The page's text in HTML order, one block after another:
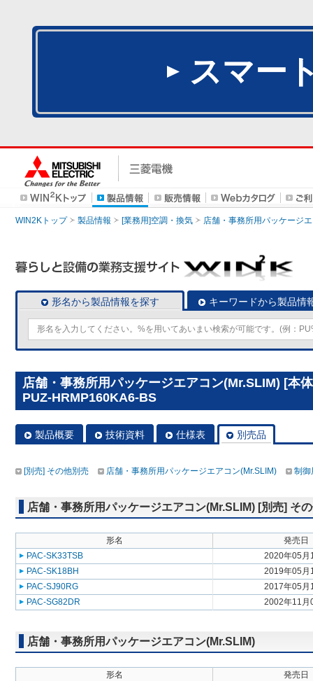
スマー
WIN2Kトップ 製品情報 [業務用]空調・換気 店舗・事務所用パッケージ
形名から製品情報を探す キーワードから製品情
店舗・事務所用パッケージエアコン(Mr.SLIM) [本
PUZ-HRMP160KA6-BS
製品概要 技術資料 仕様表 別売品
[別売] その他別売 店舗・事務所用パッケージエアコン(Mr.SLIM) 制御
店舗・事務所用パッケージエアコン(Mr.SLIM) [別売] そ
形名
発売日
PAC-SK33TSB
2020年05月
PAC-SK18BH
2019年05月
PAC-SJ90RG
2017年05月
PAC-SG82DR
2002年11月
店舗・事務所用パッケージエアコン(Mr.SLIM)
形名
発売日